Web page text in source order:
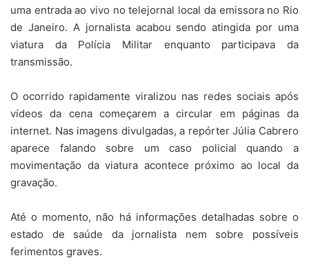
uma entrada ao vivo no telejornal local da emissora no Rio
de Janeiro. A jornalista acabou sendo atingida por uma
viatura da Polícia Militar enquanto participava da
transmissão.
O ocorrido rapidamente viralizou nas redes sociais após
vídeos da cena começarem a circular em páginas da
internet. Nas imagens divulgadas, a repórter Júlia Cabrero
aparece falando sobre um caso policial quando a
movimentação da viatura acontece próximo ao local da
gravação.
Até o momento, não há informações detalhadas sobre o
estado de saúde da jornalista nem sobre possíveis
ferimentos graves.